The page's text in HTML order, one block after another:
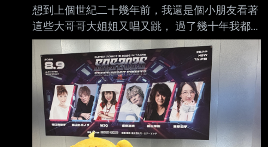
想到上個世紀二十幾年前，我還是個小朋友看著
這些大哥哥大姐姐又唱又跳， 過了幾十年我都
變成中年阿北了， 這些人的歌聲以及舉手投足
的肢體動作還是讓我感覺他們就像當年的大哥哥
大姐姐一樣。 詳細歌單晚一點再來記一下，
MIQ大姐除了定番的丹拜因、0083、重戰機，
這次還加碼cover了殘酷天使，身為這次最老牌
的成員，71歲了還是中氣十足。 堀江美都子大
姐唱了波羅五號，未來機器人，然後兩人合唱六